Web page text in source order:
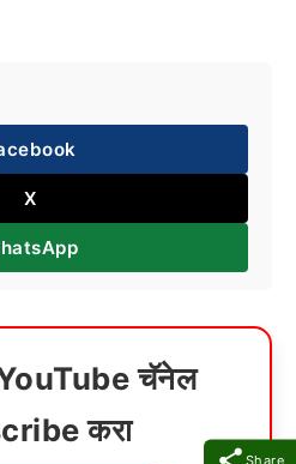
Share
X
YouTube चॅनेल
करा